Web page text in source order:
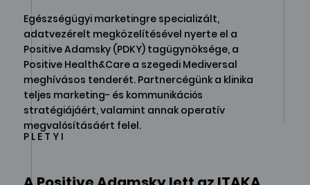
Egészségügyi marketingre specializált,
adatvezérelt megközelítésével nyerte el a
Positive Adamsky (PDKY) tagügynöksége, a
Positive Health&Care a szegedi Mediversal
meghívásos tenderét. Partnercégünk a klinika
teljes marketing- és kommunikációs
stratégiájáért, valamint annak operatív
megvalósításáért felel.
PLETYI